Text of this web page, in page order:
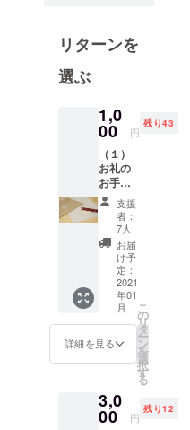
ち、トビタ
プログラム
3年次再びド
イツへ交換
留学へ。現
在は、移民
問題とNPO
の関係を中
心に研究し
ている。研
究の過程で
難民問題に
も
ロジェクト
へ参加。
リターンを
選ぶ
1,0
00 円
残り43
（１）
お礼の
お手紙
（２）
活動報
告書 本
映画祭
の様子
や成果
をまと
めた活
動報告
書をお
礼のお
手紙と
合わせ
りしま
す。 来
年の1月
支援
者：
7人
お届
け予
定：
2021
年01
月
詳細を見る
こ
の
リ
タ
ー
ン
を
選
択
す
る
3,0
00 円
残り12